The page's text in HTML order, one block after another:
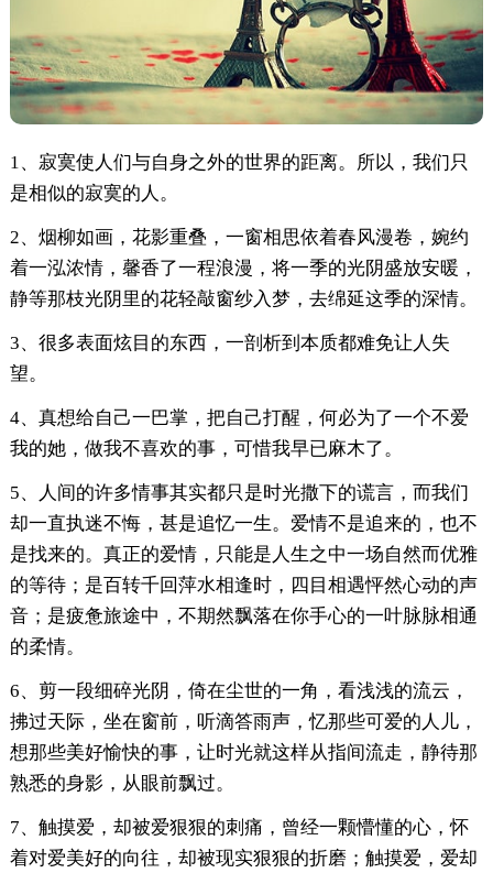
1、寂寞使人们与自身之外的世界的距离。所以，我们只
是相似的寂寞的人。
2、烟柳如画，花影重叠，一窗相思依着春风漫卷，婉约
着一泓浓情，馨香了一程浪漫，将一季的光阴盛放安暖，
静等那枝光阴里的花轻敲窗纱入梦，去绵延这季的深情。
3、很多表面炫目的东西，一剖析到本质都难免让人失
望。
4、真想给自己一巴掌，把自己打醒，何必为了一个不爱
我的她，做我不喜欢的事，可惜我早已麻木了。
5、人间的许多情事其实都只是时光撒下的谎言，而我们
却一直执迷不悔，甚是追忆一生。爱情不是追来的，也不
是找来的。真正的爱情，只能是人生之中一场自然而优雅
的等待；是百转千回萍水相逢时，四目相遇怦然心动的声
音；是疲惫旅途中，不期然飘落在你手心的一叶脉脉相通
的柔情。
6、剪一段细碎光阴，倚在尘世的一角，看浅浅的流云，
拂过天际，坐在窗前，听滴答雨声，忆那些可爱的人儿，
想那些美好愉快的事，让时光就这样从指间流走，静待那
熟悉的身影，从眼前飘过。
7、触摸爱，却被爱狠狠的刺痛，曾经一颗懵懂的心，怀
着对爱美好的向往，却被现实狠狠的折磨；触摸爱，爱却